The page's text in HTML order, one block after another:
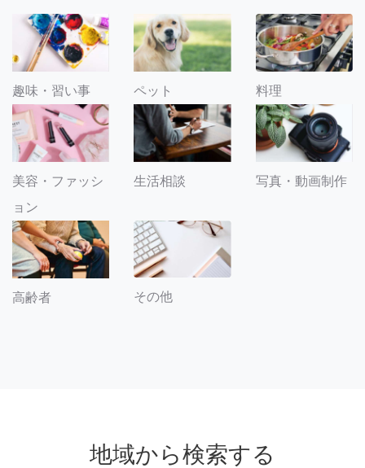
趣味・習い事 ペット 料理
美容・ファッシ
ョン
生活相談 写真・動画制作
高齢者 その他
地域から検索する